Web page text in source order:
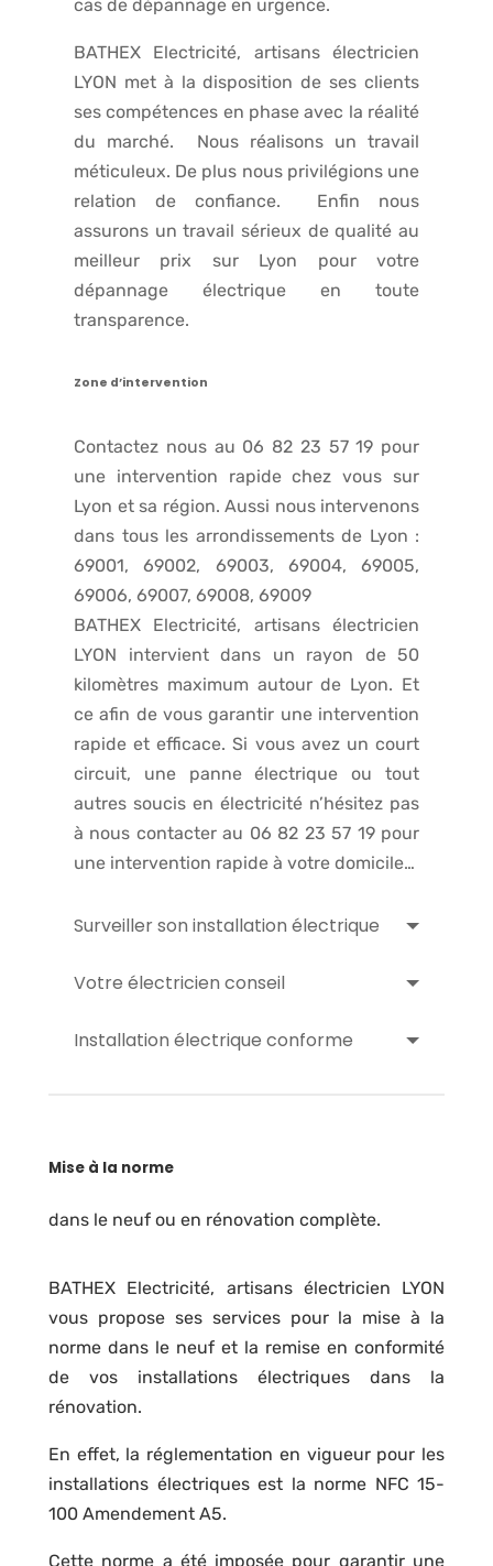
cas de dépannage en urgence.
BATHEX Electricité, artisans électricien
LYON met à la disposition de ses clients
ses compétences en phase avec la réalité
du marché. Nous réalisons un travail
méticuleux. De plus nous privilégions une
relation de confiance. Enfin nous
assurons un travail sérieux de qualité au
meilleur prix sur Lyon pour votre
dépannage électrique en toute
transparence.
Zone d’intervention
Contactez nous au 06 82 23 57 19 pour
une intervention rapide chez vous sur
Lyon et sa région. Aussi nous intervenons
dans tous les arrondissements de Lyon :
69001, 69002, 69003, 69004, 69005,
69006, 69007, 69008, 69009
BATHEX Electricité, artisans électricien
LYON intervient dans un rayon de 50
kilomètres maximum autour de Lyon. Et
ce afin de vous garantir une intervention
rapide et efficace. Si vous avez un court
circuit, une panne électrique ou tout
autres soucis en électricité n’hésitez pas
à nous contacter au 06 82 23 57 19 pour
une intervention rapide à votre domicile…
Surveiller son installation électrique
Votre électricien conseil
Installation électrique conforme
Mise à la norme
dans le neuf ou en rénovation complète.
BATHEX Electricité, artisans électricien LYON
vous propose ses services pour la mise à la
norme dans le neuf et la remise en conformité
de vos installations électriques dans la
rénovation.
En effet, la réglementation en vigueur pour les
installations électriques est la norme NFC 15-
100 Amendement A5.
Cette norme a été imposée pour garantir une